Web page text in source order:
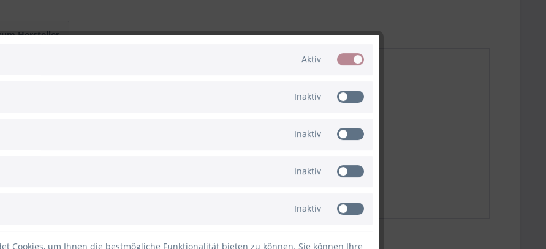
Hersteller
Aktiv
Inaktiv
Inaktiv
Inaktiv
Inaktiv
Cookies, um Ihnen die bestmögliche Funktionalität bieten zu können. Sie können Ihre